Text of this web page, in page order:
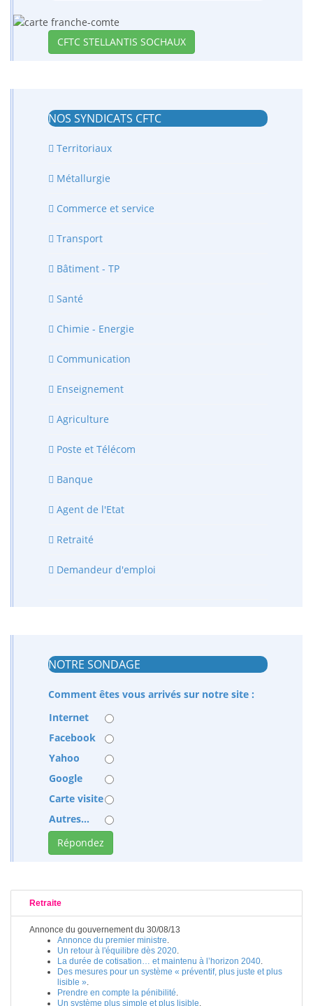
CFTC STELLANTIS SOCHAUX
NOS SYNDICATS CFTC
Territoriaux
Métallurgie
Commerce et service
Transport
Bâtiment - TP
Santé
Chimie - Energie
Communication
Enseignement
Agriculture
Poste et Télécom
Banque
Agent de l'Etat
Retraité
Demandeur d'emploi
NOTRE SONDAGE
Comment êtes vous arrivés sur notre site :
Internet
Facebook
Yahoo
Google
Carte visite
Autres...
Retraite
Annonce du gouvernement du 30/08/13
Annonce du premier ministre
Un retour à l'équilibre dès 2020
La durée de cotisation… et maintenu à l’horizon 2040
Des mesures pour un système « préventif, plus juste et plus
lisible »
Prendre en compte la pénibilité
Un système plus simple et plus lisible